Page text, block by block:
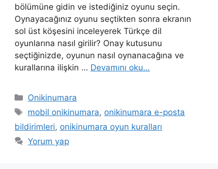
bölümüne gidin ve istediğiniz oyunu seçin.
Oynayacağınız oyunu seçtikten sonra ekranın
sol üst köşesini inceleyerek Türkçe dil
oyunlarına nasıl girilir? Onay kutusunu
seçtiğinizde, oyunun nasıl oynanacağına ve
kurallarına ilişkin … Devamını oku…
Kategoriler
Onikinumara
Etiketler
mobil onikinumara, onikinumara e-posta
bildirimleri, onikinumara oyun kuralları
Yorum yap